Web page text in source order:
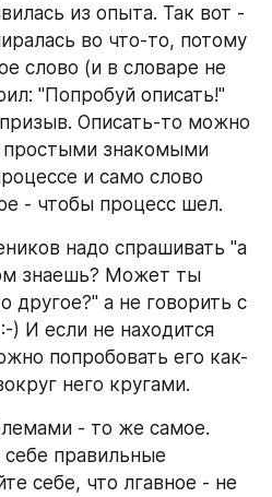
из опыта. Так вот -
во что-то, потому
слово (и в словаре не
"Попробуй описать!"
Описать-то можно
простыми знакомыми
и само слово
- чтобы процесс шел.
надо спрашивать "а
знаешь? Может ты
другое?" а не говорить с
) И если не находится
попробовать его как-
него кругами.
- то же самое.
себе правильные
себе, что лгавное - не